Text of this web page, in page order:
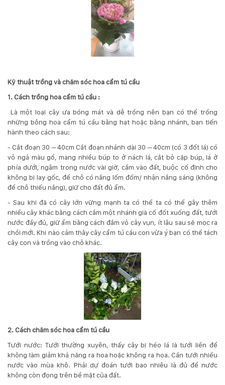
Kỹ thuật trồng và chăm sóc hoa cẩm tú cầu
1. Cách trồng hoa cẩm tú cầu :
Là một loại cây ưa bóng mát và dễ trồng nên bạn có thể trồng
những bông hoa cẩm tú cầu bằng hạt hoặc bằng nhánh, bạn tiến
hành theo cách sau:
- Cắt đoạn 30 – 40cm Cắt đoạn nhánh dài 30 – 40cm (có 3 đốt lá) có
vỏ ngả màu gổ, mang nhiều búp to ở nách lá, cắt bỏ cặp búp, lá ở
phía dưới, ngâm trong nước vài giờ, cắm vào đất, buộc cố định cho
không bị lay gốc, để chỗ có nắng lốm đốm/ nhận nắng sáng (không
để chỗ thiếu nắng), giữ cho đất đủ ẩm.
- Sau khi đã có cây lớn vững mạnh ta có thể ta có thể gây thêm
nhiều cây khác bằng cách cắm một nhánh già cố đốt xuống đất, tưới
nước đầy đủ, giữ ẩm bằng cách đắm vỏ cây vụn, ít lâu sau sẽ mọc ra
chồi mới. Khi nào cảm thây cây cẩm tú cầu con vừa ý bạn có thể tách
cây con và trồng vào chỗ khác.
2. Cách chăm sóc hoa cẩm tú cầu
Tưới nước: Tưới thường xuyên, thấy cây bị héo lá là tưới liền để
không làm giảm khả năng ra hoa hoặc không ra hoa. Cần tưới nhiều
nước vào mùa khô. Phải dự đoán tưới bao nhiêu là đủ để nước
không còn đọng trên bề mặt của đất.